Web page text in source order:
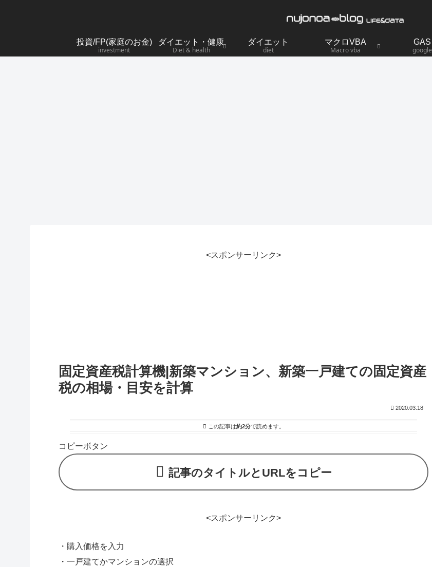
投資/FP(家庭のお金)
investment
ダイエット・健康
Diet & health
ダイエット
diet
マクロVBA
Macro vba
GAS
google
<スポンサーリンク>
固定資産税計算機|新築マンション、新築一戸建ての固定資産
税の相場・目安を計算
2020.03.18
この記事は約2分で読めます。
コピーボタン
記事のタイトルとURLをコピー
<スポンサーリンク>
・購入価格を入力
・一戸建てかマンションの選択